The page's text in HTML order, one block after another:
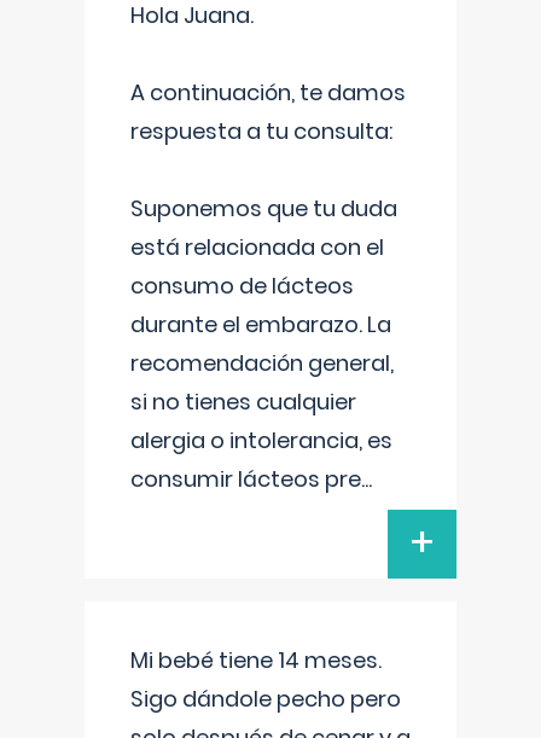
Hola Juana.
A continuación, te damos
respuesta a tu consulta:
Suponemos que tu duda
está relacionada con el
consumo de lácteos
durante el embarazo. La
recomendación general,
si no tienes cualquier
alergia o intolerancia, es
consumir lácteos pre...
+
Mi bebé tiene 14 meses.
Sigo dándole pecho pero